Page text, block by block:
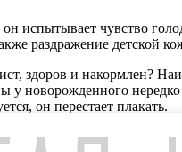
испытывает чувство
раздражение
здоров и накормлен?
новорожденного
он перестает плакать.
не только физическим